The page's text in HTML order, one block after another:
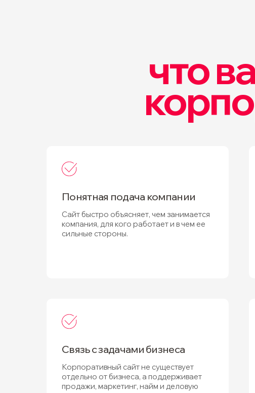
что
Понятная подача компании
Сайт быстро объясняет, чем занимается
компания, для кого работает и в чем ее
сильные стороны.
Связь с задачами бизнеса
Корпоративный сайт не существует
отдельно от бизнеса, а поддерживает
продажи, маркетинг, найм и деловую